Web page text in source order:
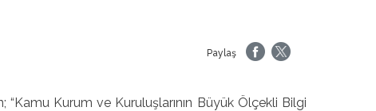
Paylaş
“Kamu Kurum ve Kuruluşlarının Büyük Ölçekli Bilgi